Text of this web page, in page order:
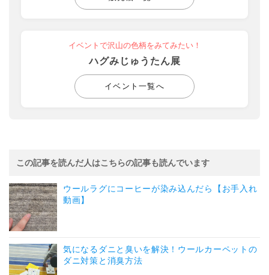
イベントで沢山の色柄をみてみたい！
ハグみじゅうたん展
イベント一覧へ
この記事を読んだ人はこちらの記事も読んでいます
ウールラグにコーヒーが染み込んだら【お手入れ
動画】
気になるダニと臭いを解決！ウールカーペットの
ダニ対策と消臭方法